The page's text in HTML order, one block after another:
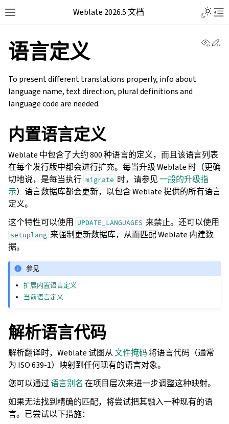
Weblate 2026.5 文档
语言定义
To present different translations properly, info about
language name, text direction, plural definitions and
language code are needed.
内置语言定义
Weblate 中包含了大约 800 种语言的定义，而且该语言列表
在每个发行版中都会进行扩充。每当升级 Weblate 时（更确
切地说，是每当执行 migrate 时，请参见一般的升级指
示）语言数据库都会更新，以包含 Weblate 提供的所有语言
定义。
这个特性可以使用
UPDATE_LANGUAGES 来禁止。还可以使用
setuplang 来强制更新数据库，从而匹配 Weblate 内建数
据。
参见
扩展内置语言定义
当前语言定义
解析语言代码
解析翻译时，Weblate 试图从文件掩码将语言代码（通常
为 ISO 639-1）映射到任何现有的语言对象。
您可以通过语言别名 在项目层次来进一步调整这种映射。
如果无法找到精确的匹配，将尝试把其融入一种现有的语
言。已尝试以下措施：